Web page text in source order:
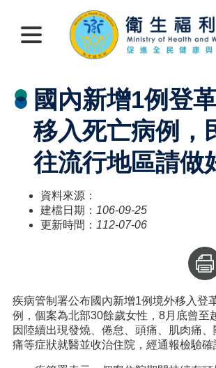
國內新增1例登
移入死亡病例，
往流行地區請做
資料來源：
建檔日期： 106-09-25
更新時間： 112-07-06
疾病管制署公布國內新增1例境外移入登
例，個案為北部30餘歲女性，8月底曾至
因陸續出現發燒、倦怠、頭痛、肌肉痛
痛等症狀就醫並收治住院，經通報檢驗確